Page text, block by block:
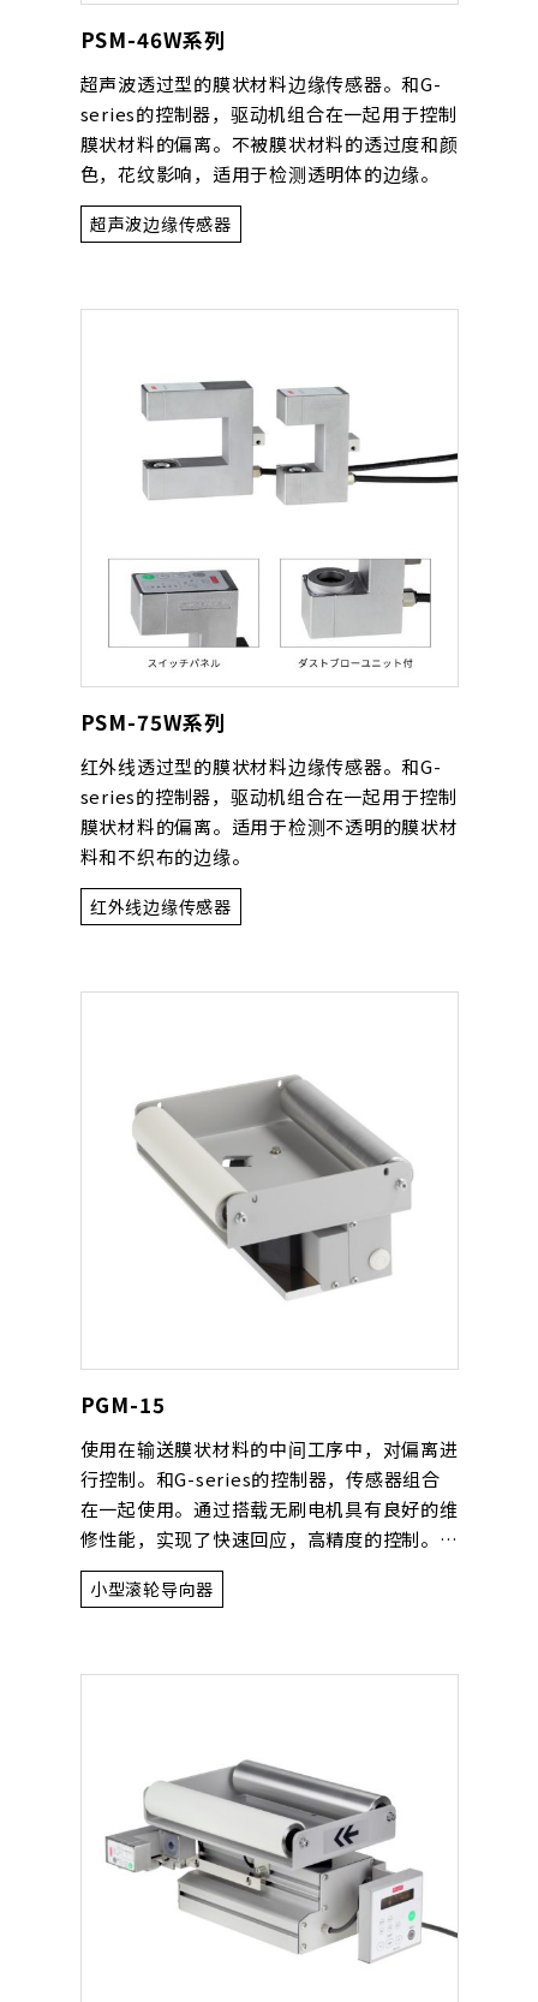
PSM-46W系列
超声波透过型的膜状材料边缘传感器。和G-
series的控制器，驱动机组合在一起用于控制
膜状材料的偏离。不被膜状材料的透过度和颜
色，花纹影响，适用于检测透明体的边缘。
超声波边缘传感器
PSM-75W系列
红外线透过型的膜状材料边缘传感器。和G-
series的控制器，驱动机组合在一起用于控制
膜状材料的偏离。适用于检测不透明的膜状材
料和不织布的边缘。
红外线边缘传感器
PGM-15
使用在输送膜状材料的中间工序中，对偏离进
行控制。和G-series的控制器，传感器组合
在一起使用。通过搭载无刷电机具有良好的维
修性能，实现了快速回应，高精度的控制。适
用于宽度600mm以下的比较窄的膜状材料，
适合包装机和卫生用品制造装置对偏离的控
小型滚轮导向器